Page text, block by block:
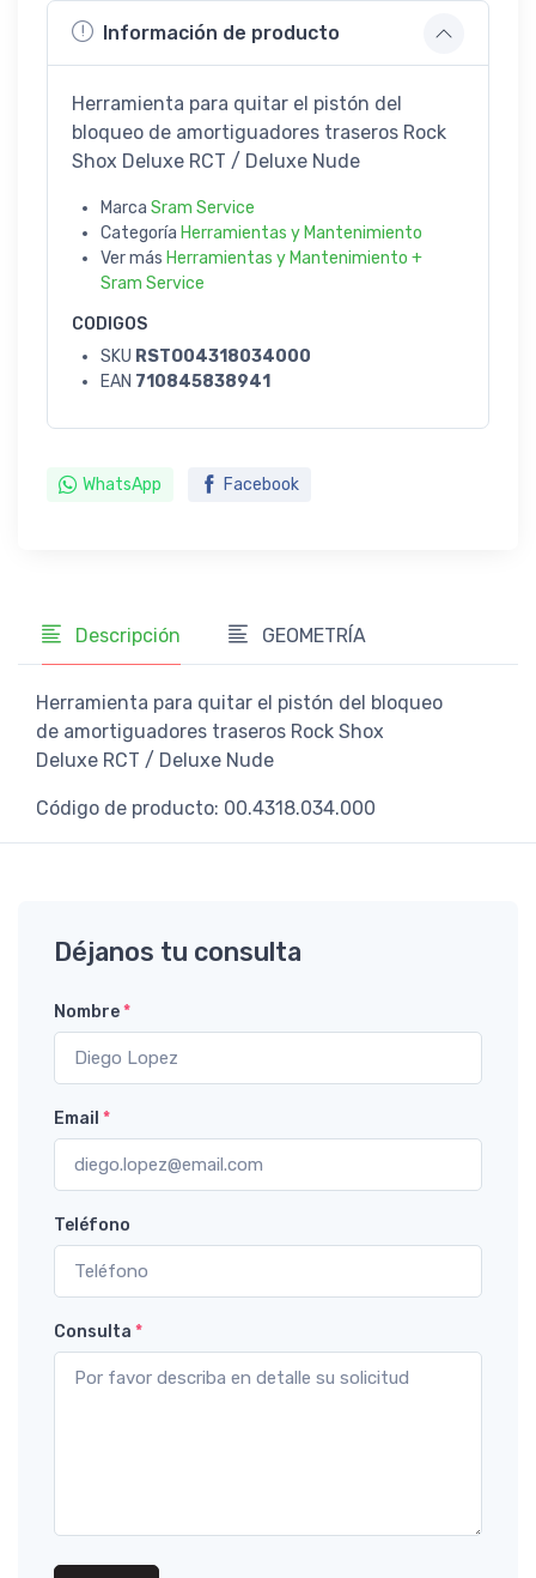
Información de producto
Herramienta para quitar el pistón del
bloqueo de amortiguadores traseros Rock
Shox Deluxe RCT / Deluxe Nude
Marca Sram Service
Categoría Herramientas y Mantenimiento
Ver más Herramientas y Mantenimiento +
Sram Service
CODIGOS
SKU RSTO04318034000
EAN 710845838941
WhatsApp Facebook
Descripción GEOMETRÍA
Herramienta para quitar el pistón del bloqueo
de amortiguadores traseros Rock Shox
Deluxe RCT / Deluxe Nude
Código de producto: 00.4318.034.000
Déjanos tu consulta
Nombre*
Email *
Teléfono
Consulta *